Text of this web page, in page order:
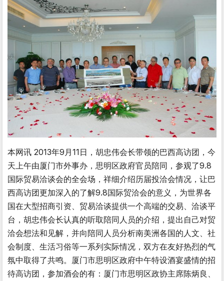
本网讯 2013年9月11日，胡忠伟会长带领的巴西高访团，今
天上午由厦门市外事办，思明区政府官员陪同，参观了9.8
国际贸易洽谈会的全会场，祥细介绍历届投洽会情况，让巴
西高访团更加深入的了解9.8国际贸洽会的意义，为世界各
国在大型招商引资、贸易洽谈提供一个高端的交易、洽谈平
台，胡忠伟会长认真的听取陪同人员的介绍，提出自己对贸
洽会想法和见解，并向陪同人员分析南美洲各国的人文、社
会制度、生活习俗等一系列实际情况，双方在友好热烈的气
氛中取得了共鸣。厦门市思明区政府中午特设酒宴盛情的招
待高访团，参加酒会的有：厦门市思明区政协主席陈炳良、